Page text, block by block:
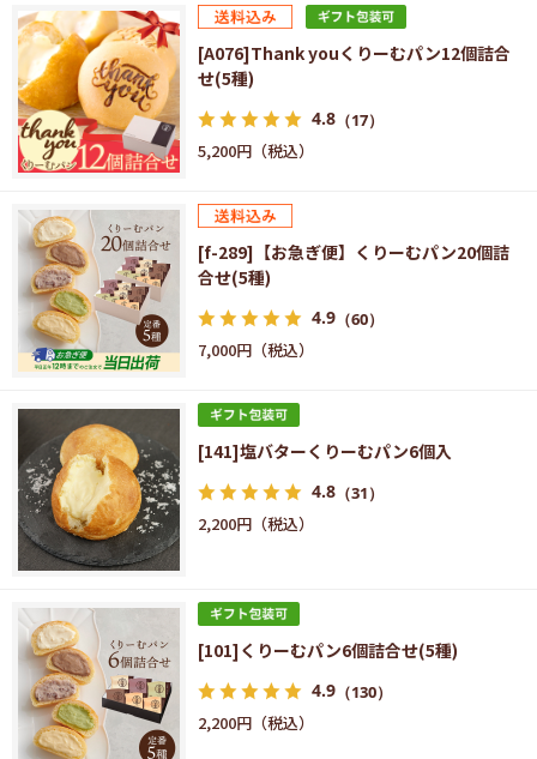
[A076]Thank youくりーむパン12個詰合
せ(5種)
4.8 （17）
5,200円
[f-289]【お急ぎ便】くりーむパン20個詰
合せ(5種)
4.9 （60）
7,000円
[141]塩バターくりーむパン6個入
4.8 （31）
2,200円
[101]くりーむパン6個詰合せ(5種)
4.9 （130）
2,200円